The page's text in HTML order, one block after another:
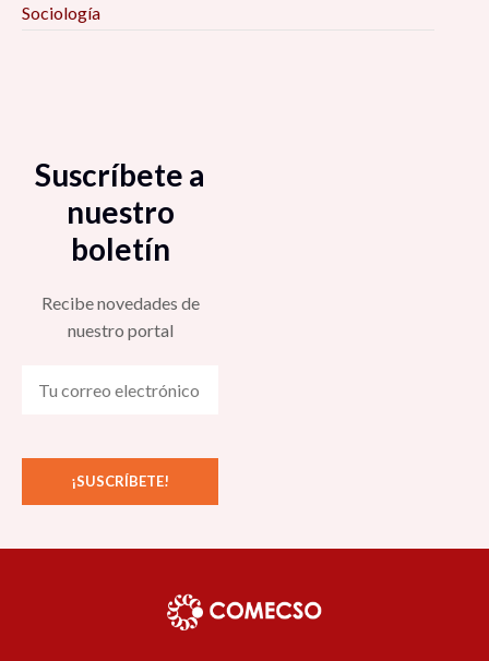
Sociología
Suscríbete a
nuestro
boletín
Recibe novedades de
nuestro portal